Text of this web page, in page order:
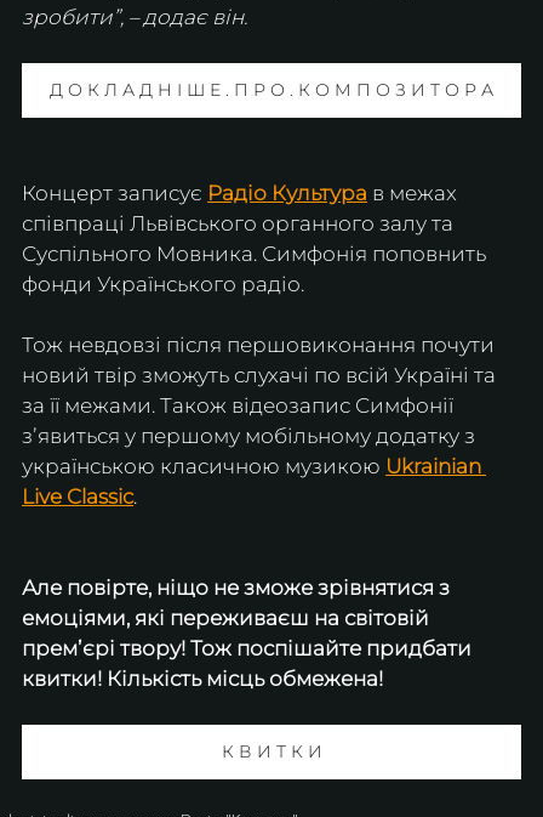
зробити”, – додає він.
Д О К Л А Д Н І Ш Е . П Р О . К О М П О З И Т О Р А
Концерт записує Радіо Культура в межах
співпраці Львівського органного залу та
Суспільного Мовника. Симфонія поповнить
фонди Українського радіо.
Тож невдовзі після першовиконання почути
новий твір зможуть слухачі по всій Україні та
за її межами. Також відеозапис Симфонії
зʼявиться у першому мобільному додатку з
українською класичною музикою Ukrainian
Live Classic.
Але повірте, ніщо не зможе зрівнятися з
емоціями, які переживаєш на світовій
премʼєрі твору! Тож поспішайте придбати
квитки! Кількість місць обмежена!
К В И Т К И